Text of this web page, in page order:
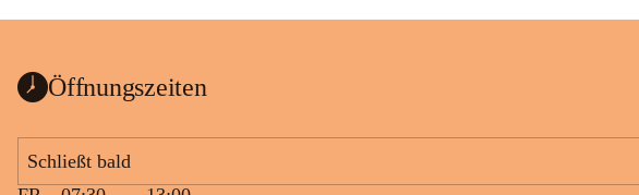
Öffnungszeiten
Schließt bald